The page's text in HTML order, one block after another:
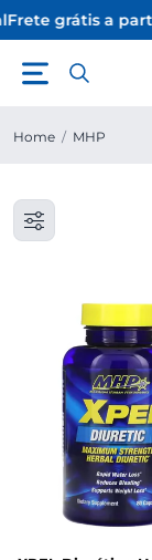
Frete grátis a
Home / MHP